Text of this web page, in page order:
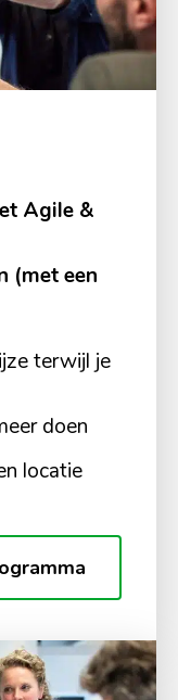
Agile &
(met een
terwijl je
doen
locatie